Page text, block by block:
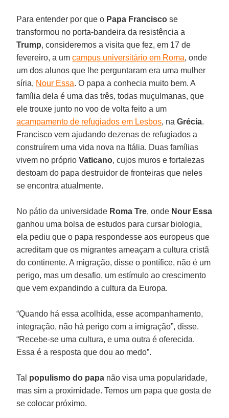
Para entender por que o Papa Francisco se
transformou no porta-bandeira da resistência a
Trump, consideremos a visita que fez, em 17 de
fevereiro, a umcampus universitário em Roma, onde
um dos alunos que lhe perguntaram era uma mulher
síria, Nour Essa. O papa a conhecia muito bem. A
família dela é uma das três, todas muçulmanas, que
ele trouxe junto no voo de volta feito a um
acampamento de refugiados em Lesbos, naGrécia.
Francisco vem ajudando dezenas de refugiados a
construírem uma vida nova na Itália. Duas famílias
vivem no próprioVaticano, cujos muros e fortalezas
destoam do papa destruidor de fronteiras que neles
se encontra atualmente.
No pátio da universidade Roma Tre, onde Nour Essa
ganhou uma bolsa de estudos para cursar biologia,
ela pediu que o papa respondesse aos europeus que
acreditam que os migrantes ameaçam a cultura cristã
do continente. A migração, disse o pontífice, não é um
perigo, mas um desafio, um estímulo ao crescimento
que vem expandindo a cultura da Europa.
“Quando há essa acolhida, esse acompanhamento,
integração, não há perigo com a imigração”, disse.
“Recebe-se uma cultura, e uma outra é oferecida.
Essa é a resposta que dou ao medo”.
Tal populismo do papa não visa uma popularidade,
mas sim a proximidade. Temos um papa que gosta de
se colocar próximo.